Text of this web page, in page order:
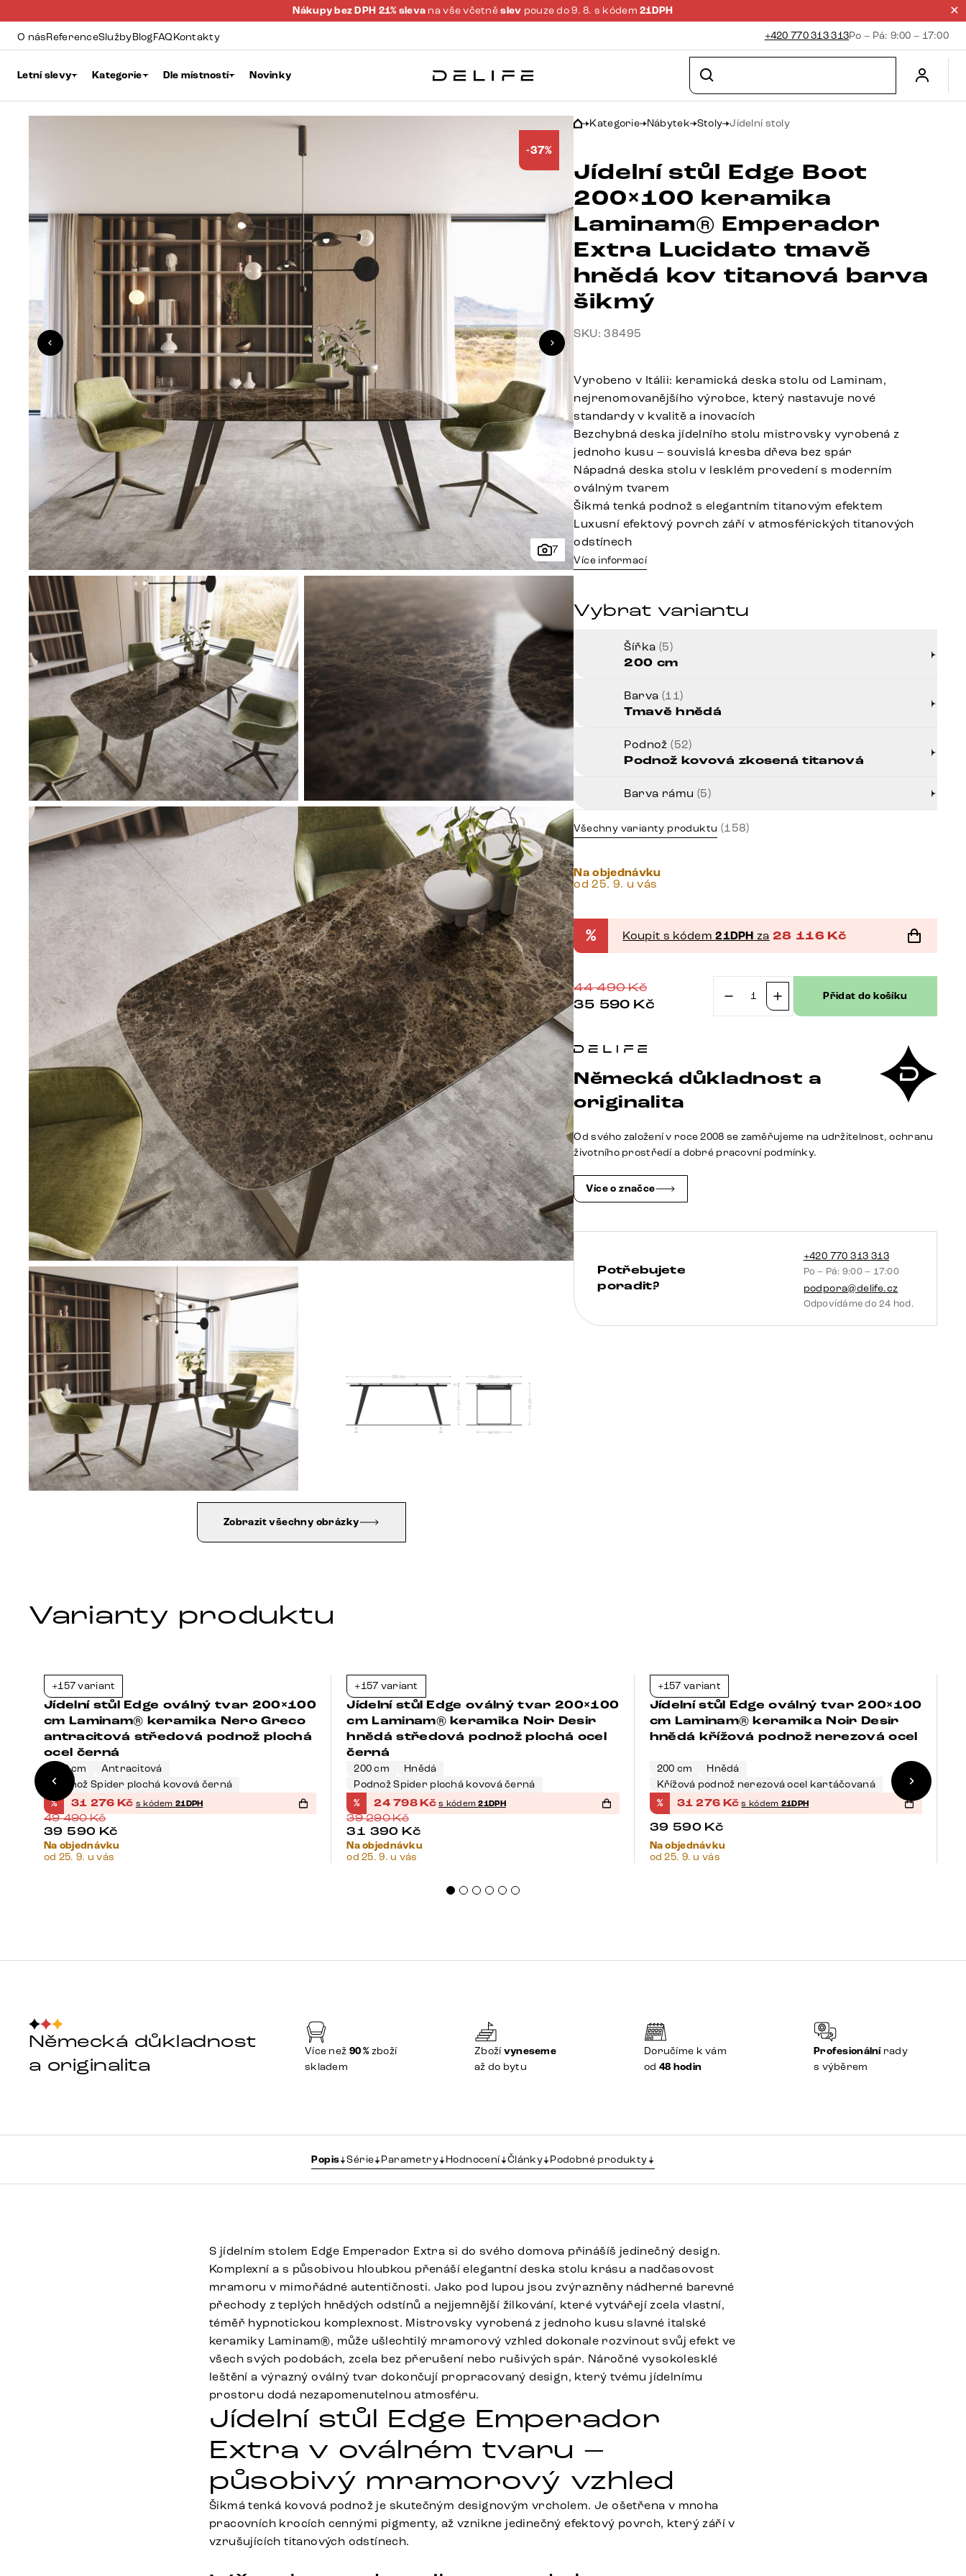
Nákupy bez DPH 21% sleva na vše včetněslev pouze do 9. 8. s kódem21DPH
O násReferenceSlužbyBlogFAQKontakty +420 770 313 313Po – Pá: 9:00 – 17:00
Letní slevy Kategorie Dle místností Novinky
7
-37%
Zobrazit všechny obrázky
Kategorie Nábytek Stoly Jídelní stoly
Jídelní stůl Edge Boot
200×100 keramika
Laminam® Emperador
Extra Lucidato tmavě
hnědá kov titanová barva
šikmý
SKU: 38495
Vyrobeno v Itálii: keramická deska stolu od Laminam,
nejrenomovanějšího výrobce, který nastavuje nové
standardy v kvalitě a inovacích
Bezchybná deska jídelního stolu mistrovsky vyrobená z
jednoho kusu – souvislá kresba dřeva bez spár
Nápadná deska stolu v lesklém provedení s moderním
oválným tvarem
Šikmá tenká podnož s elegantním titanovým efektem
Luxusní efektový povrch září v atmosférických titanových
odstínech
Více informací
Vybrat variantu
Šířka (5)
200 cm
Barva (11)
Tmavě hnědá
Podnož(52)
Podnož kovová zkosená titanová
Barva rámu (5)
Všechny varianty produktu (158)
Na objednávku
od 25. 9. u vás
% Koupit s kódem21DPH za 28 116 Kč
44 490Kč
35 590 Kč
200x100
Emperador
Extra
Přidat do košíku
Německá důkladnost a
originalita
Od svého založení v roce 2008 se zaměřujeme na udržitelnost, ochranu
životního prostředí a dobré pracovní podmínky.
Více o značce
Potřebujete
poradit?
+420 770 313 313
Po – Pá: 9:00 – 17:00
podpora@delife.cz
Odpovídáme do 24 hod.
Varianty produktu
+157 variant
Jídelní stůl Edge oválný tvar 200×100
cm Laminam® keramika Nero Greco
antracitová středová podnož plochá
ocel černá
200 cm
Antracitová
Podnož Spider plochá kovová černá
% 31 276 Kč s kódem21DPH
49 490Kč
39 590 Kč
Na objednávku
od 25. 9. u vás
+157 variant
Jídelní stůl Edge oválný tvar 200×100
cm Laminam® keramika Noir Desir
hnědá středová podnož plochá ocel
černá
200 cm
Hnědá
Podnož Spider plochá kovová černá
% 24 798Kč s kódem21DPH
39 290Kč
31 390 Kč
Na objednávku
od 25. 9. u vás
+157 variant
Jídelní stůl Edge oválný tvar 200×100
cm Laminam® keramika Noir Desir
hnědá křížová podnož nerezová ocel
200 cm
Hnědá
Křížová podnož nerezová ocel kartáčovaná
% 31 276 Kč s kódem 21DPH
39 590 Kč
Na objednávku
od 25. 9. u vás
Německá důkladnost
a originalita
Více než 90 %zboží
skladem
Zbožívyneseme
až do bytu
Doručíme k vám
od 48 hodin
Profesionálnírady
s výběrem
Popis Série Parametry Hodnocení Články Podobné produkty
S jídelním stolem Edge Emperador Extra si do svého domova přinášíš jedinečný design.
Komplexní a s působivou hloubkou přenáší elegantní deska stolu krásu a nadčasovost
mramoru v mimořádné autentičnosti. Jako pod lupou jsou zvýrazněny nádherné barevné
přechody z teplých hnědých odstínů a nejjemnější žilkování, které vytvářejí zcela vlastní,
téměř hypnotickou komplexnost. Mistrovsky vyrobená z jednoho kusu slavné italské
keramiky Laminam®, může ušlechtilý mramorový vzhled dokonale rozvinout svůj efekt ve
všech svých podobách, zcela bez přerušení nebo rušivých spár. Náročné vysokolesklé
leštění a výrazný oválný tvar dokončují propracovaný design, který tvému jídelnímu
prostoru dodá nezapomenutelnou atmosféru.
Jídelní stůl Edge Emperador
Extra v oválném tvaru –
působivý mramorový vzhled
Šikmá tenká kovová podnož je skutečným designovým vrcholem. Je ošetřena v mnoha
pracovních krocích cennými pigmenty, až vznikne jedinečný efektový povrch, který září v
vzrušujících titanových odstínech.